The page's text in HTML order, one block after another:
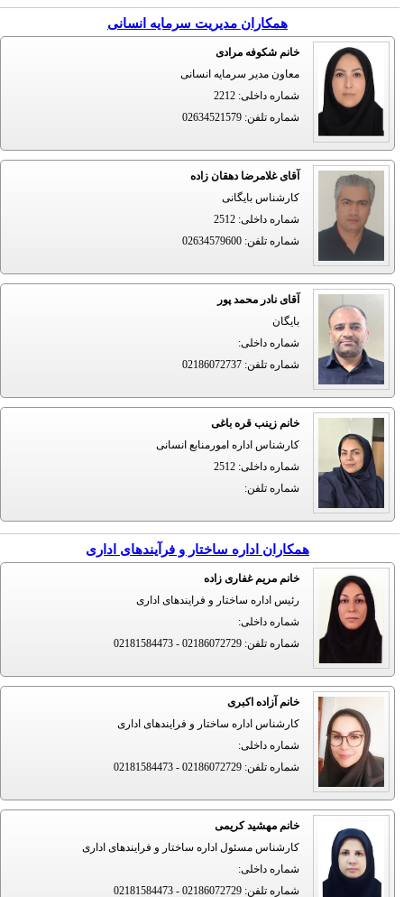
همکاران مدیریت سرمایه انسانی
خانم شکوفه مرادی
معاون مدیر سرمایه انسانی
شماره داخلی:
2212
شماره تلفن:
02634521579
آقای غلامرضا دهقان زاده
کارشناس بایگانی
شماره داخلی:
2512
شماره تلفن:
02634579600
آقای نادر محمد پور
بایگان
شماره داخلی:
شماره تلفن:
02186072737
خانم زینب قره باغی
کارشناس اداره امورمنابع انسانی
شماره داخلی:
2512
شماره تلفن:
همکاران اداره ساختار و فرآیندهای اداری
خانم مریم غفاری زاده
رئیس اداره ساختار و فرایندهای اداری
شماره داخلی:
شماره تلفن:
02181584473 - 02186072729
خانم آزاده اکبری
کارشناس اداره ساختار و فرایندهای اداری
شماره داخلی:
شماره تلفن:
02181584473 - 02186072729
خانم مهشید کریمی
کارشناس مسئول اداره ساختار و فرایندهای اداری
شماره داخلی:
شماره تلفن:
02181584473 - 02186072729